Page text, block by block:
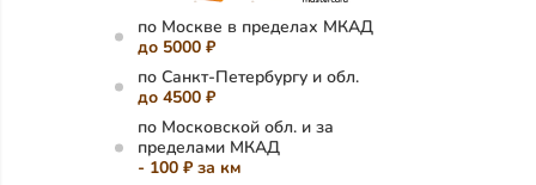
по Москве в пределах МКАД
до 5000 ₽
по Санкт-Петербургу и обл.
до 4500 ₽
по Московской обл. и за
пределами МКАД
- 100 ₽ за км